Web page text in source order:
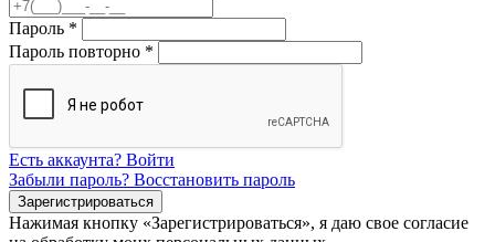
Пароль *
Пароль повторно *
Есть аккаунта? Войти
Забыли пароль? Восстановить пароль
Нажимая кнопку «Зарегистрироваться», я даю свое согласие